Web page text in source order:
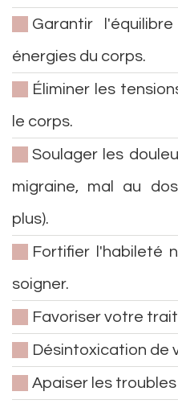
Garantir
énergies du corps.
Éliminer les
le corps.
Soulager les
migraine, mal au
plus).
Fortifier l'habileté
soigner.
Favoriser votre
Désintoxication de
Apaiser les